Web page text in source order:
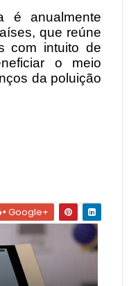
é anualmente
que reúne
com intuito de
o meio
da poluição
Google+